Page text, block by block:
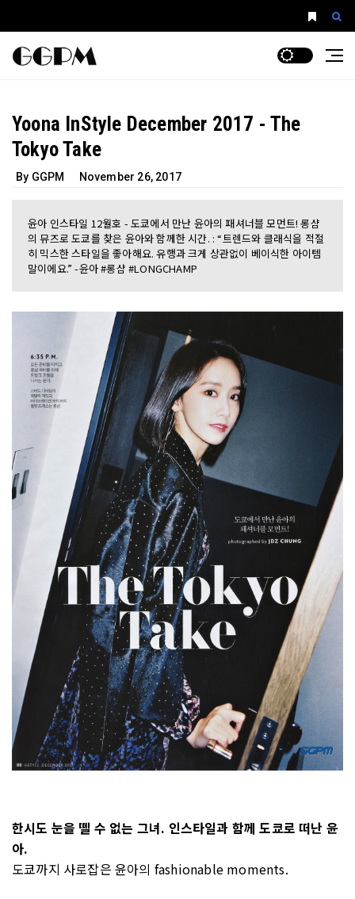
Yoona InStyle December 2017 - The
Tokyo Take
By GGPM November 26, 2017
윤아 인스타일 12월호 - 도쿄에서 만난 윤아의 패셔너블 모먼트! 롱샴
의 뮤즈로 도쿄를 찾은 윤아와 함께한 시간. : “트렌드와 클래식을 적절
히 믹스한 스타일을 좋아해요. 유행과 크게 상관없이 베이식한 아이템
말이에요.” -윤아 #롱샴 #LONGCHAMP
한시도 눈을 뗄 수 없는 그녀. 인스타일과 함께 도쿄로 떠난 윤
아.
도쿄까지 사로잡은 윤아의 fashionable moments.